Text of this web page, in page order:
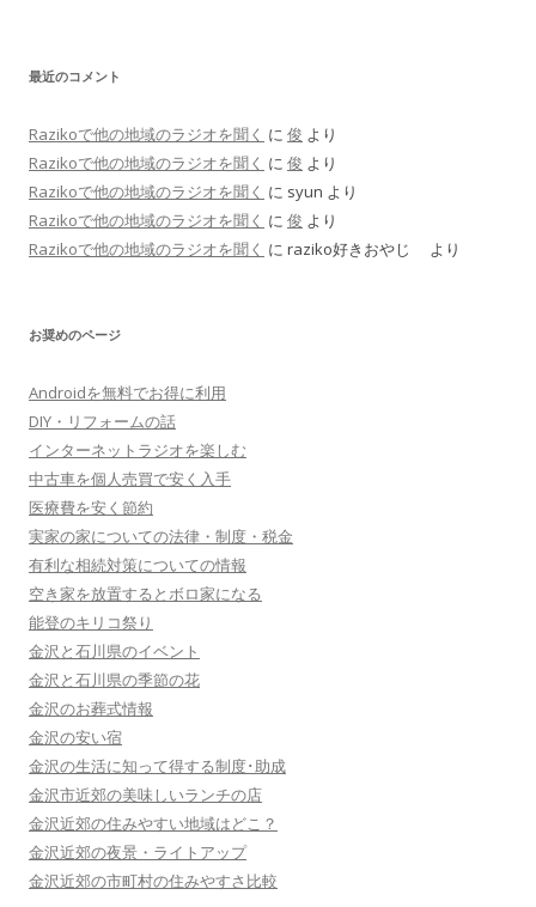
最近のコメント
Razikoで他の地域のラジオを聞く に 俊 より
Razikoで他の地域のラジオを聞く に 俊 より
Razikoで他の地域のラジオを聞く に syun より
Razikoで他の地域のラジオを聞く に 俊 より
Razikoで他の地域のラジオを聞く に raziko好きおやじ より
お奨めのページ
Androidを無料でお得に利用
DIY・リフォームの話
インターネットラジオを楽しむ
中古車を個人売買で安く入手
医療費を安く節約
実家の家についての法律・制度・税金
有利な相続対策についての情報
空き家を放置するとボロ家になる
能登のキリコ祭り
金沢と石川県のイベント
金沢と石川県の季節の花
金沢のお葬式情報
金沢の安い宿
金沢の生活に知って得する制度･助成
金沢市近郊の美味しいランチの店
金沢近郊の住みやすい地域はどこ？
金沢近郊の夜景・ライトアップ
金沢近郊の市町村の住みやすさ比較